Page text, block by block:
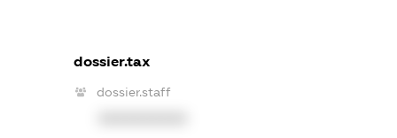
dossier.tax
dossier.staff